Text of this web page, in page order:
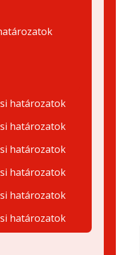
határozatok
határozatok
határozatok
határozatok
határozatok
határozatok